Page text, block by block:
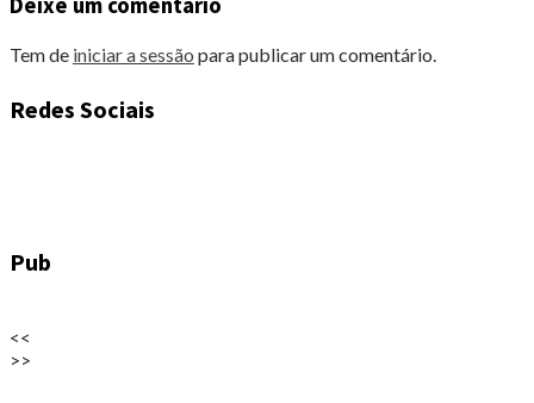
Deixe um comentário
Tem de iniciar a sessão para publicar um comentário.
Redes Sociais
Pub
<<
>>